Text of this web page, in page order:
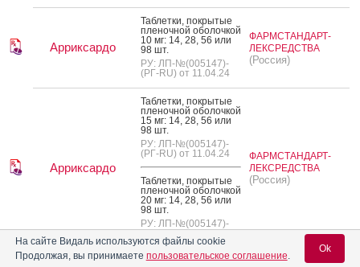
Арриксардо
Таб­летки, пок­ры­тые
пле­ноч­ной обо­лоч­кой
10 мг: 14, 28, 56 или
98 шт.
РУ: ЛП-№(005147)-
(РГ-RU) от 11.04.24
ФАРМСТАНДАРТ-
ЛЕКСРЕДСТВА
(Россия)
Арриксардо
Таб­летки, пок­ры­тые
пле­ноч­ной обо­лоч­кой
15 мг: 14, 28, 56 или
98 шт.
РУ: ЛП-№(005147)-
(РГ-RU) от 11.04.24
Таб­летки, пок­ры­тые
пле­ноч­ной обо­лоч­кой
20 мг: 14, 28, 56 или
98 шт.
РУ: ЛП-№(005147)-
(РГ-RU) от 11.04.24
ФАРМСТАНДАРТ-
ЛЕКСРЕДСТВА
(Россия)
Таб­летки, пок­ры­тые
На сайте Видаль используются файлы cookie
Продолжая, вы принимаете пользовательское соглашение.
Ok